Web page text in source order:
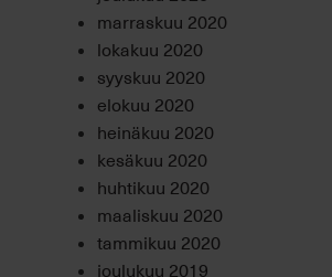
marraskuu 2020
lokakuu 2020
syyskuu 2020
elokuu 2020
heinäkuu 2020
kesäkuu 2020
huhtikuu 2020
maaliskuu 2020
tammikuu 2020
joulukuu 2019